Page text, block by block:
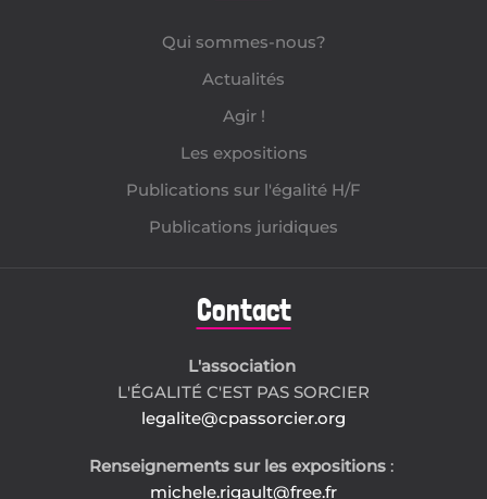
Qui sommes-nous?
Actualités
Agir !
Les expositions
Publications sur l'égalité H/F
Publications juridiques
Contact
L'association
L'ÉGALITÉ C'EST PAS SORCIER
legalite@cpassorcier.org
Renseignements sur les expositions :
michele.rigault@free.fr